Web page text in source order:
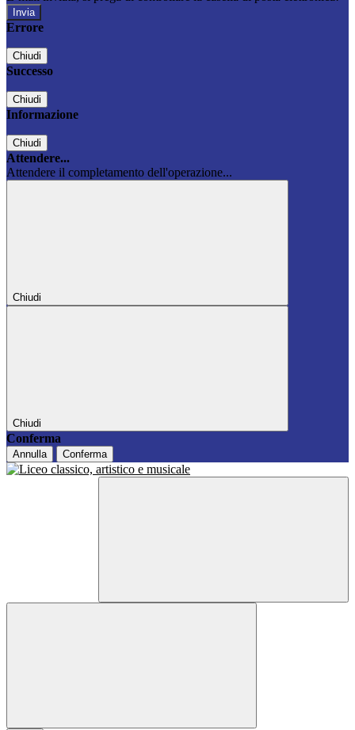
Errore
Chiudi
Successo
Chiudi
Informazione
Chiudi
Attendere...
Attendere il completamento dell'operazione...
Chiudi
Chiudi
Conferma
Annulla Conferma